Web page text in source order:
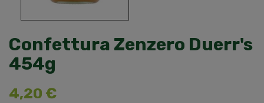
Confettura Zenzero Duerr's
454g
4,20 €